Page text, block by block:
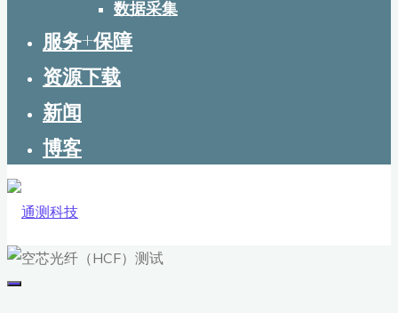
数据采集
服务+保障
资源下载
新闻
博客